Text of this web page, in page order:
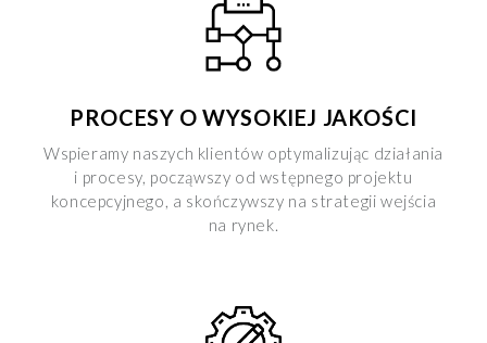
PROCESY O WYSOKIEJ JAKOŚCI
Wspieramy naszych klientów optymalizując działania
i procesy, począwszy od wstępnego projektu
koncepcyjnego, a skończywszy na strategii wejścia
na rynek.